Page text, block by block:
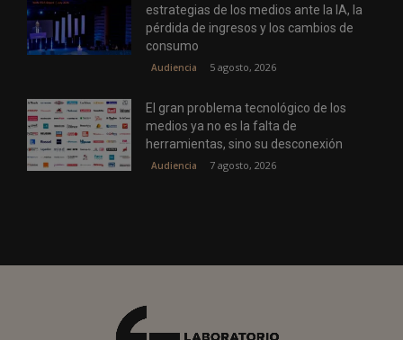
estrategias de los medios ante la IA, la
pérdida de ingresos y los cambios de
consumo
Audiencia 5 agosto, 2026
El gran problema tecnológico de los
medios ya no es la falta de
herramientas, sino su desconexión
Audiencia 7 agosto, 2026